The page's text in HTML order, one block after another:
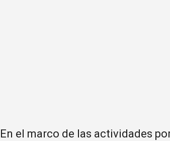
En el marco de las actividades